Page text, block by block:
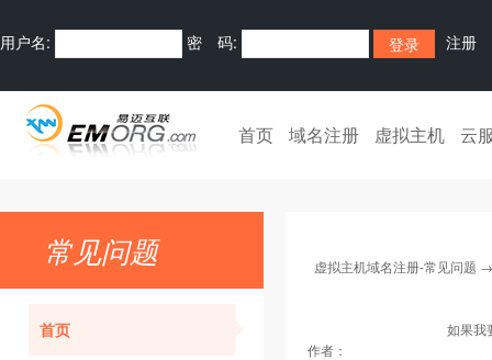
用户名: 密 码: 注册
首页 域名注册 虚拟主机 云
常见问题
首页
虚拟主机域名注册-常见问题
如果我
作者：